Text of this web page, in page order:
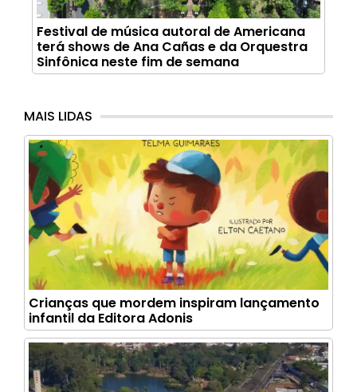
Festival de música autoral de Americana
terá shows de Ana Cañas e da Orquestra
Sinfônica neste fim de semana
MAIS LIDAS
Crianças que mordem inspiram lançamento
infantil da Editora Adonis